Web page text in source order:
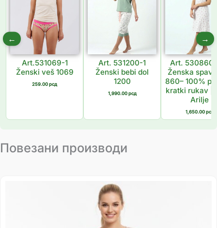
←
Art.531069-1
Ženski veš 1069
259.00рсд
Art. 531200-1
Ženski bebi dol
1200
1,990.00рсд
Art.
Ženska
860– 100%
kratki rukav |
Arilje
1,650.00рсд
→
Повезани производи